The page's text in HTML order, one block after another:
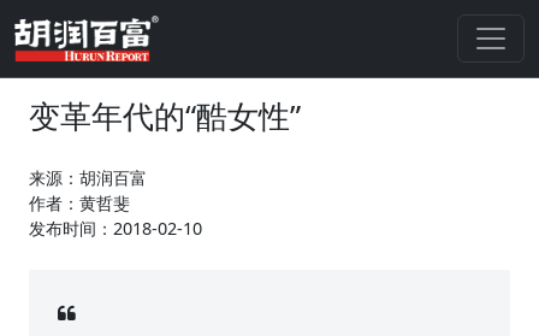
变革年代的“酷女性”
来源：胡润百富
作者：黄哲斐
发布时间：2018-02-10